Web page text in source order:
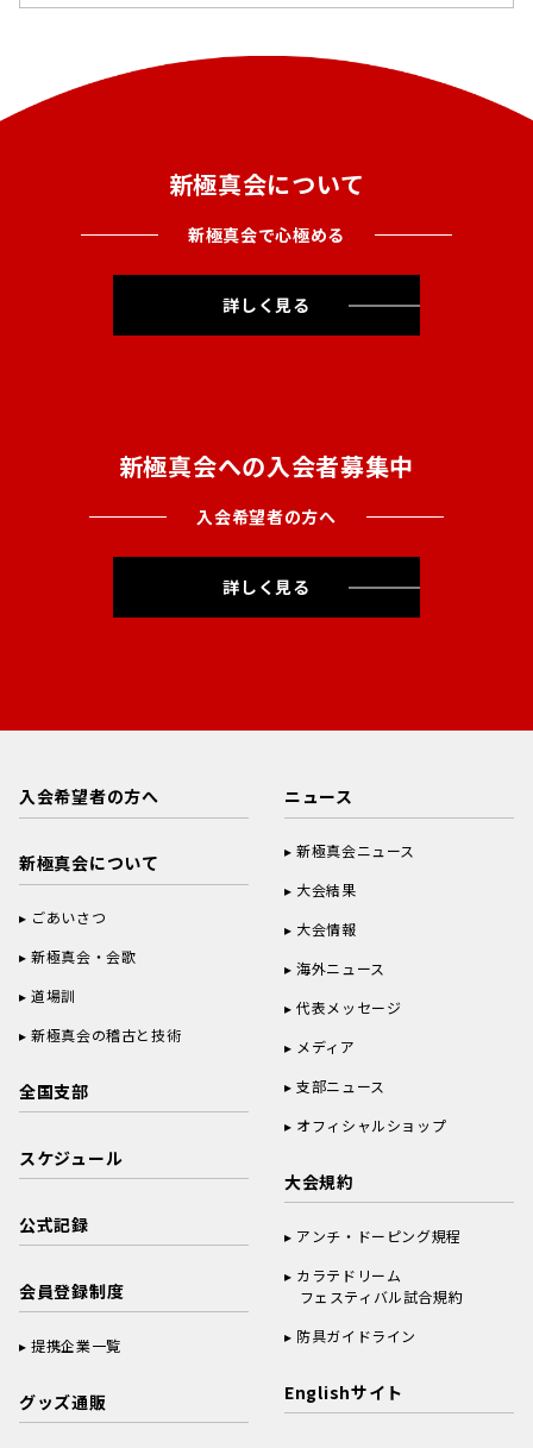
新極真会について
新極真会で心極める
詳しく見る
新極真会への入会者募集中
入会希望者の方へ
詳しく見る
入会希望者の方へ
新極真会について
ごあいさつ
新極真会・会歌
道場訓
新極真会の稽古と技術
全国支部
スケジュール
公式記録
会員登録制度
提携企業一覧
グッズ通販
ニュース
新極真会ニュース
大会結果
大会情報
海外ニュース
代表メッセージ
メディア
支部ニュース
オフィシャルショップ
大会規約
アンチ・ドーピング規程
カラテドリーム
フェスティバル試合規約
防具ガイドライン
Englishサイト